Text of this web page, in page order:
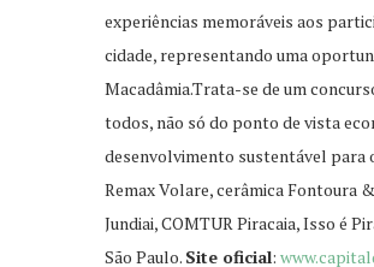
experiências memoráveis aos
cidade, representando uma
Macadâmia.Trata-se de um
todos, não só do ponto de vista
desenvolvimento sustentável para
Remax Volare, cerâmica Fontoura
Jundiai, COMTUR Piracaia, Isso é
São Paulo. Site oficial: